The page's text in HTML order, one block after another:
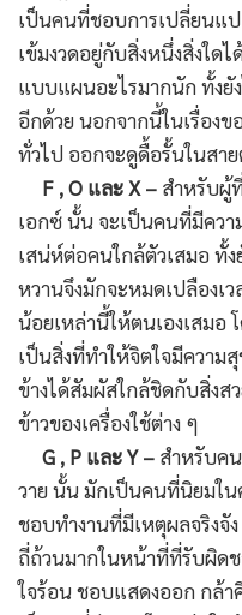
เป็นคนที่ชอบการเปลี่ยนแ
เข้มงวดอยู่กับสิ่งหนึ่งสิ่งใด
แบบแผนอะไรมากนัก ทั้งยั
อีกด้วย นอกจากนี้ในเรื่อง
ทั่วไป ออกจะดูดื้อรั้นในสา
F , O และ X – สำหรับผู้
เอกซ์ นั้น จะเป็นคนที่มีคว
เสน่ห์ต่อคนใกล้ตัวเสมอ ทั้
หวานจึงมักจะหมดเปลืองเ
น้อยเหล่านี้ให้ตนเองเสมอ
เป็นสิ่งที่ทำให้จิตใจมีความ
ข้างได้สัมผัสใกล้ชิดกับสิ่งส
ข้าวของเครื่องใช้ต่าง ๆ
G , P และ Y – สำหรับค
วาย นั้น มักเป็นคนที่นิยมใน
ชอบทำงานที่มีเหตุผลจริงจั
ถี่ถ้วนมากในหน้าที่ที่รับผิด
ใจร้อน ชอบแสดงออก กล้